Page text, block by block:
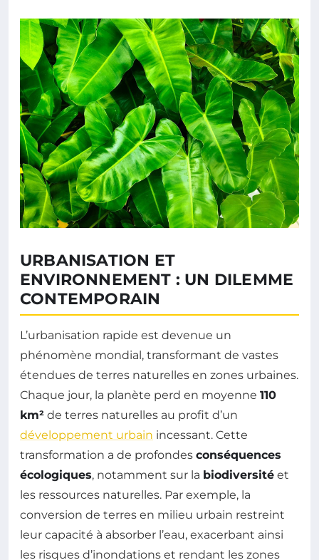
URBANISATION ET
ENVIRONNEMENT : UN DILEMME
CONTEMPORAIN
L’urbanisation rapide est devenue un
phénomène mondial, transformant de vastes
étendues de terres naturelles en zones urbaines.
Chaque jour, la planète perd en moyenne 110
km² de terres naturelles au profit d’un
développement urbain incessant. Cette
transformation a de profondes conséquences
écologiques, notamment sur la biodiversité et
les ressources naturelles. Par exemple, la
conversion de terres en milieu urbain restreint
leur capacité à absorber l’eau, exacerbant ainsi
les risques d’inondations et rendant les zones